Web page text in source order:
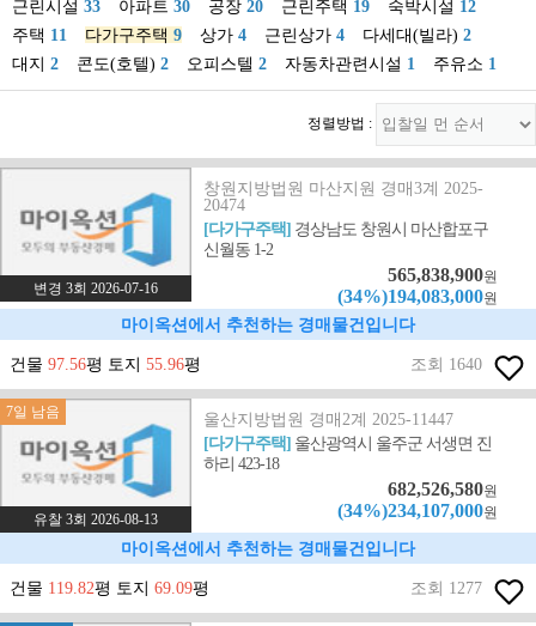
근린시설 33 아파트 30 공장 20 근린주택 19 숙박시설 12
주택 11 다가구주택 9 상가 4 근린상가 4 다세대(빌라) 2
대지 2 콘도(호텔) 2 오피스텔 2 자동차관련시설 1 주유소 1
정렬방법 :
변경 3회 2026-07-16
창원지방법원 마산지원 경매3계 2025-
20474
[다가구주택] 경상남도 창원시 마산합포구
신월동 1-2
565,838,900원
(34%)194,083,000원
마이옥션에서 추천하는 경매물건입니다
건물 97.56평 토지 55.96평 조회 1640
7일 남음
유찰 3회 2026-08-13
울산지방법원 경매2계 2025-11447
[다가구주택] 울산광역시 울주군 서생면 진
하리 423-18
682,526,580원
(34%)234,107,000원
마이옥션에서 추천하는 경매물건입니다
건물 119.82평 토지 69.09평 조회 1277